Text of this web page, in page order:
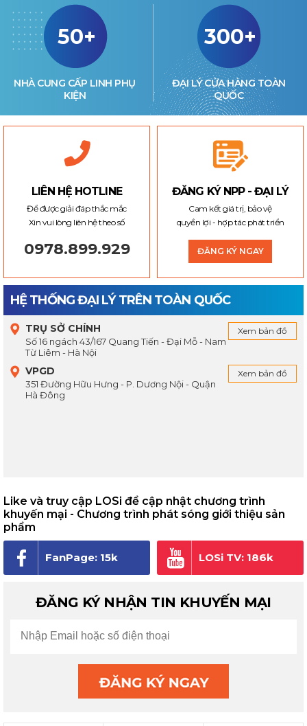
50+
NHÀ CUNG CẤP LINH PHỤ
KIỆN
300+
ĐẠI LÝ CỬA HÀNG TOÀN
QUỐC
LIÊN HỆ HOTLINE
Để được giải đáp thắc mắc
Xin vui lòng liên hệ theo số
0978.899.929
ĐĂNG KÝ NPP - ĐẠI LÝ
Cam kết giá trị, bảo vệ
quyền lợi - hợp tác phát triển
ĐĂNG KÝ NGAY
HỆ THỐNG ĐẠI LÝ TRÊN TOÀN QUỐC
Xem bản đồ
TRỤ SỞ CHÍNH
Số 16 ngách 43/167 Quang Tiến - Đại Mỗ - Nam
Từ Liêm - Hà Nội
Xem bản đồ
VPGD
351 Đường Hữu Hưng - P. Dương Nội - Quận
Hà Đông
Like và truy cập LOSi để cập nhật chương trình
khuyến mại - Chương trình phát sóng giới thiệu sản
phẩm
FanPage: 15k
người theo dõi
LOSi TV: 186k
ĐĂNG KÝ NHẬN TIN KHUYẾN MẠI